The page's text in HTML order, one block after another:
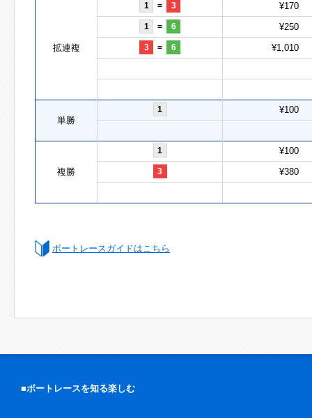
拡連複
1 = 3 ¥170
1 = 6 ¥250
3 = 6 ¥1,010
単勝
1 ¥100
複勝
1 ¥100
3 ¥380
ボートレースガイドはこちら
■ボートレースを知る楽しむ